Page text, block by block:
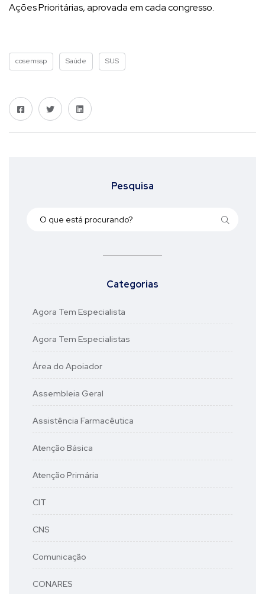
Ações Prioritárias, aprovada em cada congresso.
cosemssp Saúde SUS
Pesquisa
Categorias
Agora Tem Especialista
Agora Tem Especialistas
Área do Apoiador
Assembleia Geral
Assistência Farmacêutica
Atenção Básica
Atenção Primária
CIT
CNS
Comunicação
CONARES